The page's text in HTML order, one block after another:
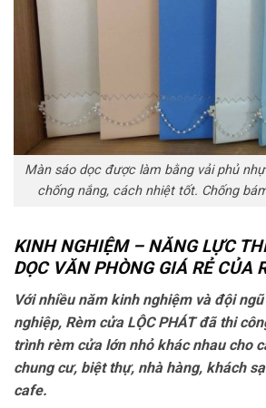
Màn sáo dọc được làm bằng vải phủ
chống nắng, cách nhiệt tốt. Chống
KINH NGHIỆM – NĂNG LỰC
DỌC VĂN PHÒNG GIÁ RẺ CỦA
Với nhiều năm kinh nghiệm và đội
nghiệp, Rèm cửa LỘC PHÁT đã thi
trình rèm cửa lớn nhỏ khác nhau cho
chung cư, biệt thự, nhà hàng, khách
cafe.